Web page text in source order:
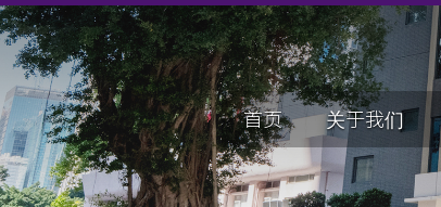
首页 关于我们